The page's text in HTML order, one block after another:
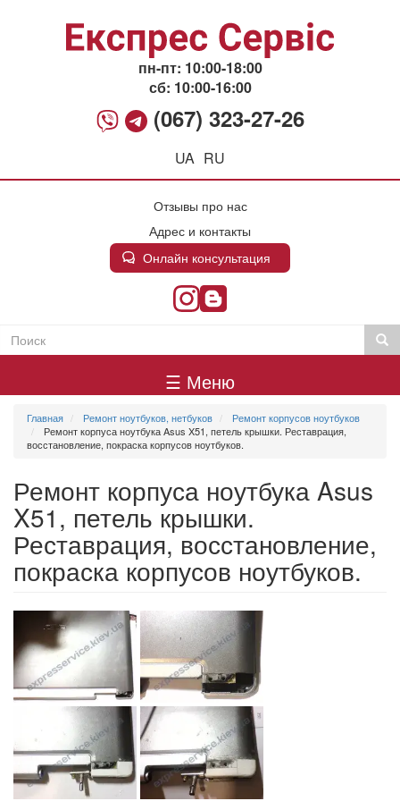
пн-пт: 10:00-18:00
сб: 10:00-16:00
(067) 323-27-26
UA RU
Отзывы про нас
Адрес и контакты
Онлайн консультация
Пошукова
Поиск
меню
☰ Меню
Главная Ремонт ноутбуков, нетбуков
Ремонт корпусов ноутбуков
Ремонт корпуса ноутбука Asus X51, петель крышки. Реставрация,
восстановление, покраска корпусов ноутбуков.
Ремонт корпуса ноутбука Asus
X51, петель крышки.
Реставрация, восстановление,
покраска корпусов ноутбуков.